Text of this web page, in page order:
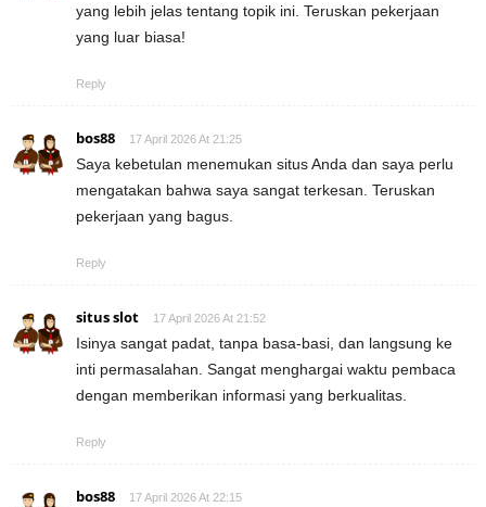
yang lebih jelas tentang topik ini. Teruskan pekerjaan
yang luar biasa!
Reply
bos88 17 April 2026 At 21:25
Saya kebetulan menemukan situs Anda dan saya perlu
mengatakan bahwa saya sangat terkesan. Teruskan
pekerjaan yang bagus.
Reply
situs slot 17 April 2026 At 21:52
Isinya sangat padat, tanpa basa-basi, dan langsung ke
inti permasalahan. Sangat menghargai waktu pembaca
dengan memberikan informasi yang berkualitas.
Reply
bos88 17 April 2026 At 22:15